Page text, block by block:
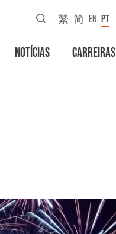
NOTÍCIAS CARREIRAS
繁 简 EN PT